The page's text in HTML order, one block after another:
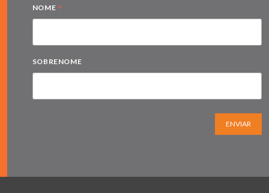
NOME *
SOBRENOME
ENVIAR